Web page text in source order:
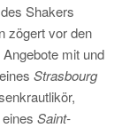
Shakers
zögert vor den
mit und
Strasbourg
Saint-